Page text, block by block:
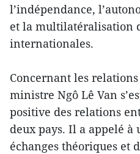
l’indépendance,
et la multilatéralisation
internationales.
Concernant les
ministre Ngô Lê Van
positive des relations
deux pays. Il a appelé
échanges théoriques et